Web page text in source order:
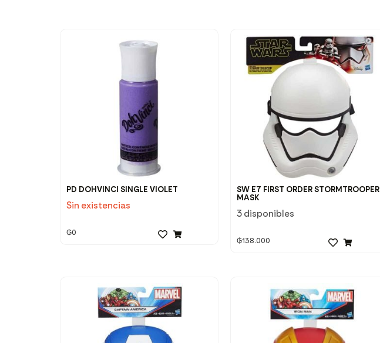
PD DOHVINCI SINGLE VIOLET
Sin existencias
₲0
SW E7 FIRST ORDER STORMTROOPER
MASK
3 disponibles
₲138.000